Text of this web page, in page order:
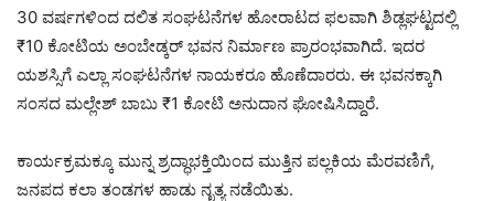
30 ವರ್ಷಗಳಿಂದ ದಲಿತ ಸಂಘಟನೆಗಳ ಹೋರಾಟದ ಫಲವಾಗಿ ಶಿಡ್ಲಘಟ್ಟದಲ್ಲಿ
₹10 ಕೋಟಿಯ ಅಂಬೇಡ್ಕರ್ ಭವನ ನಿರ್ಮಾಣ ಪ್ರಾರಂಭವಾಗಿದೆ. ಇದರ
ಯಶಸ್ಸಿಗೆ ಎಲ್ಲಾ ಸಂಘಟನೆಗಳ ನಾಯಕರೂ ಹೊಣೆದಾರರು. ಈ ಭವನಕ್ಕಾಗಿ
ಸಂಸದ ಮಲ್ಲೇಶ್ ಬಾಬು ₹1 ಕೋಟಿ ಅನುದಾನ ಘೋಷಿಸಿದ್ದಾರೆ.
ಕಾರ್ಯಕ್ರಮಕ್ಕೂ ಮುನ್ನ ಶ್ರದ್ಧಾಭಕ್ತಿಯಿಂದ ಮುತ್ತಿನ ಪಲ್ಲಕಿಯ ಮೆರವಣಿಗೆ,
ಜನಪದ ಕಲಾ ತಂಡಗಳ ಹಾಡು ನೃತ್ಯ ನಡೆಯಿತು.